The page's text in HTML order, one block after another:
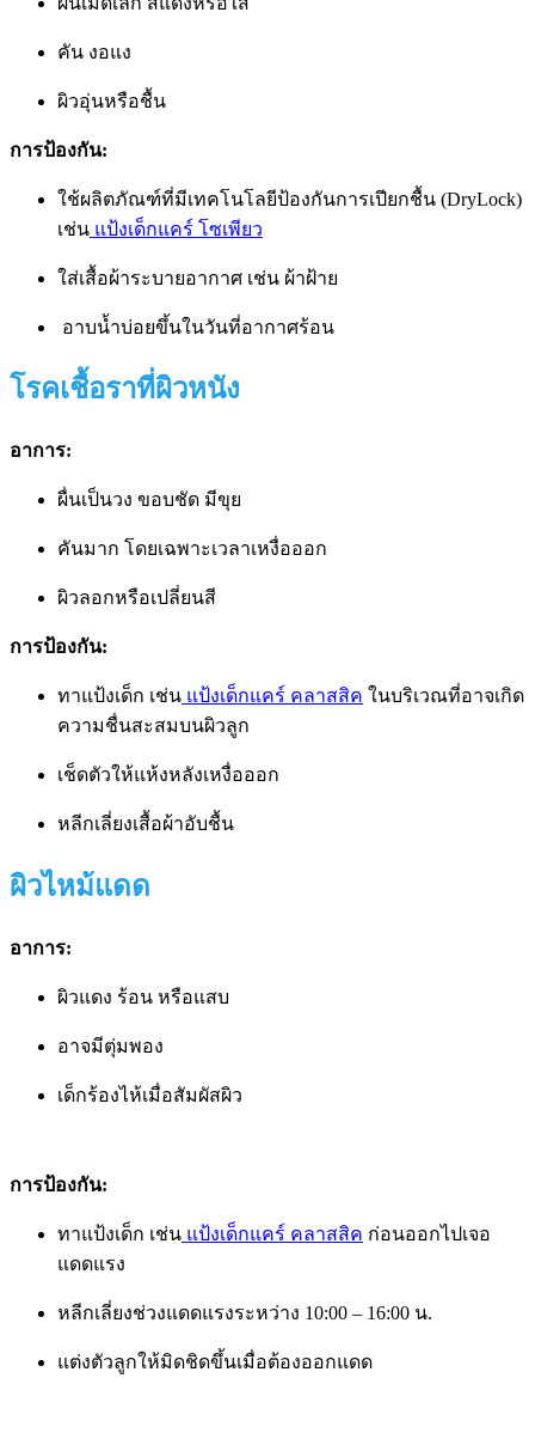
คัน งอแง
ผิวอุ่นหรือชื้น
การป้องกัน:
ใช้ผลิตภัณฑ์ที่มีเทคโนโลยีป้องกันการเปียกชื้น (DryLock)
เช่น แป้งเด็กแคร์ โซเพียว
ใส่เสื้อผ้าระบายอากาศ เช่น ผ้าฝ้าย
อาบน้ำบ่อยขึ้นในวันที่อากาศร้อน
โรคเชื้อราที่ผิวหนัง
อาการ:
ผื่นเป็นวง ขอบชัด มีขุย
คันมาก โดยเฉพาะเวลาเหงื่อออก
ผิวลอกหรือเปลี่ยนสี
การป้องกัน:
ทาแป้งเด็ก เช่น แป้งเด็กแคร์ คลาสสิค ในบริเวณที่อาจเกิด
ความชื่นสะสมบนผิวลูก
เช็ดตัวให้แห้งหลังเหงื่อออก
หลีกเลี่ยงเสื้อผ้าอับชื้น
ผิวไหม้แดด
อาการ:
ผิวแดง ร้อน หรือแสบ
อาจมีตุ่มพอง
เด็กร้องไห้เมื่อสัมผัสผิว
การป้องกัน:
ทาแป้งเด็ก เช่น แป้งเด็กแคร์ คลาสสิค ก่อนออกไปเจอ
แดดแรง
หลีกเลี่ยงช่วงแดดแรงระหว่าง 10:00 – 16:00 น.
แต่งตัวลูกให้มิดชิดขึ้นเมื่อต้องออกแดด